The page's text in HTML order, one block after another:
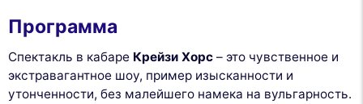
Программа
Спектакль в кабаре Крейзи Хорс – это чувственное и
экстравагантное шоу, пример изысканности и
утонченности, без малейшего намека на вульгарность.